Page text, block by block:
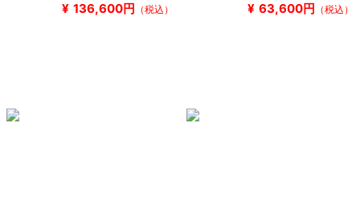
¥ 136,600円 （税込） ¥ 63,600円 （税込）